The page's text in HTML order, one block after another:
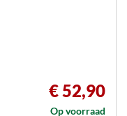
€ 52,90
Op voorraad